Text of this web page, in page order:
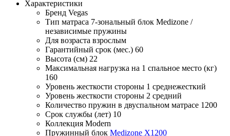
Характеристики
Бренд Vegas
Тип матраса 7-зональный блок Medizone /
независимые пружины
Для возраста взрослым
Гарантийный срок (мес.) 60
Высота (см) 22
Максимальная нагрузка на 1 спальное место (кг)
160
Уровень жесткости стороны 1 среднежесткий
Уровень жесткости стороны 2 средний
Количество пружин в двуспальном матрасе 1200
Срок службы (лет) 10
Коллекция Modern
Пружинный блок Medizone X1200